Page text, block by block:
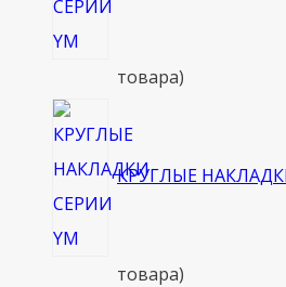
товара
КРУГЛЫЕ
товара